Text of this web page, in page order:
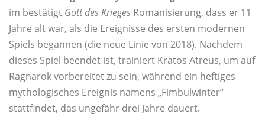
im bestätigt Gott des Krieges Romanisierung, dass er 11
Jahre alt war, als die Ereignisse des ersten modernen
Spiels begannen (die neue Linie von 2018). Nachdem
dieses Spiel beendet ist, trainiert Kratos Atreus, um auf
Ragnarok vorbereitet zu sein, während ein heftiges
mythologisches Ereignis namens „Fimbulwinter“
stattfindet, das ungefähr drei Jahre dauert.